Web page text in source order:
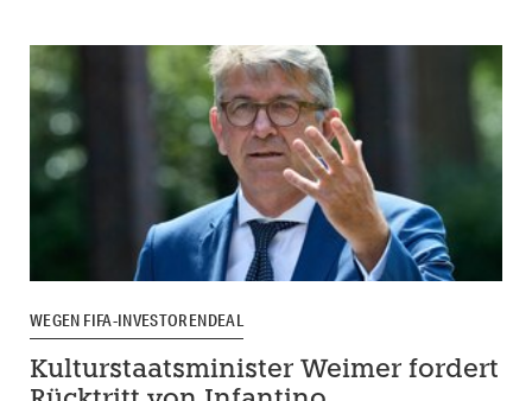
WEGEN FIFA-INVESTORENDEAL
Kulturstaatsminister Weimer fordert